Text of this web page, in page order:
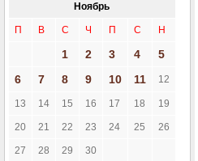
Ноябрь
П В С Ч П С Н
1 2 3 4
5
6
7 8 9 10 11 12
13 14 15 16 17 18 19
20 21 22 23 24 25 26
27 28 29 30